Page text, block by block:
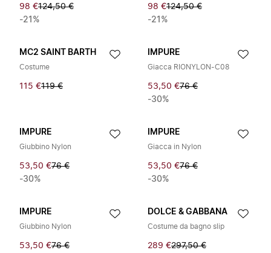
98 €124,50 €
-21%
98 €124,50 €
-21%
MC2 SAINT BARTH
Costume
115 €119 €
IMPURE
Giacca RIONYLON-C08
53,50 €76 €
-30%
IMPURE
Giubbino Nylon
53,50 €76 €
-30%
IMPURE
Giacca in Nylon
53,50 €76 €
-30%
IMPURE
Giubbino Nylon
53,50 €76 €
DOLCE & GABBANA
Costume da bagno slip
289 €297,50 €